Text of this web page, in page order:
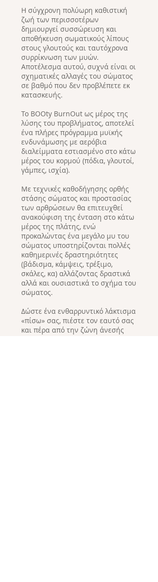
Η σύγχρονη πολύωρη καθιστική
ζωή των περισσοτέρων
δημιουργεί συσσώρευση και
αποθήκευση σωματικούς λίπους
στους γλουτούς και ταυτόχρονα
συρρίκνωση των μυών.
Αποτέλεσμα αυτού, συχνά είναι οι
σχηματικές αλλαγές του σώματος
σε βαθμό που δεν προβλέπετε εκ
κατασκευής.
Το BOOty BurnOut ως μέρος της
λύσης του προβλήματος, αποτελεί
ένα πλήρες πρόγραμμα μυϊκής
ενδυνάμωσης με αερόβια
διαλείμματα εστιασμένο στο κάτω
μέρος του κορμού (πόδια, γλουτοί,
γάμπες, ισχία).
Με τεχνικές καθοδήγησης ορθής
στάσης σώματος και προστασίας
των αρθρώσεων θα επιτευχθεί
ανακούφιση της ένταση στο κάτω
μέρος της πλάτης, ενώ
προκαλώντας ένα μεγάλο μυ του
σώματος υποστηρίζονται πολλές
καθημερινές δραστηριότητες
(βάδισμα, κάμψεις, τρέξιμο,
σκάλες, κα) αλλάζοντας δραστικά
αλλά και ουσιαστικά το σχήμα του
σώματος.
Δώστε ένα ενθαρρυντικό λάκτισμα
«πίσω» σας, πιέστε τον εαυτό σας
και πέρα από την ζώνη άνεσής